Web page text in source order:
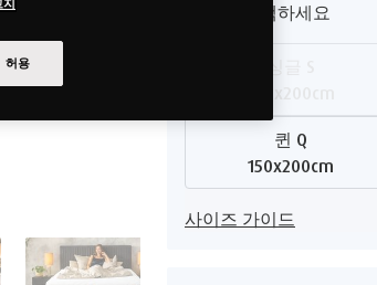
사이즈 선택하세요
퀸 Q
150x200cm
사이즈 가이드
지
허용